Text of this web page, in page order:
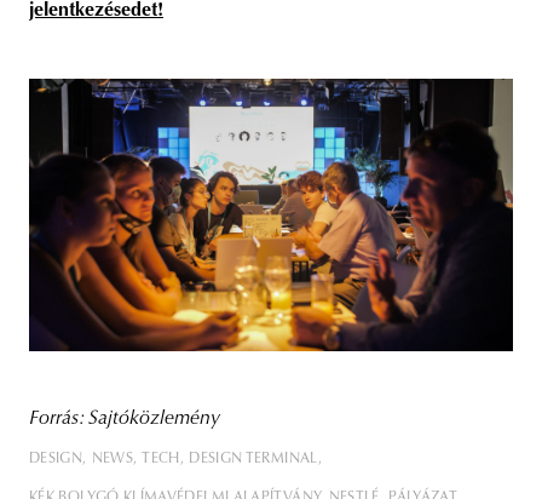
jelentkezésedet!
Forrás: Sajtóközlemény
DESIGN NEWS TECH DESIGN TERMINAL